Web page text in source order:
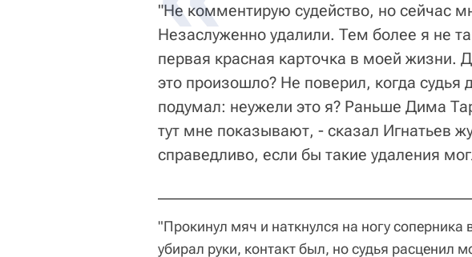
"Не комментирую судейство, но сейчас
Незаслуженно удалили. Тем более я не
первая красная карточка в моей жизни.
это произошло? Не поверил, когда судья
подумал: неужели это я? Раньше Дима
тут мне показывают, - сказал Игнатьев
справедливо, если бы такие удаления
"Прокинул мяч и наткнулся на ногу
убирал руки, контакт был, но судья